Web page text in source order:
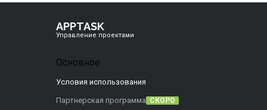
APPTASK
Управление проектами
Основное
Условия использования
Партнерская программа СКОРО